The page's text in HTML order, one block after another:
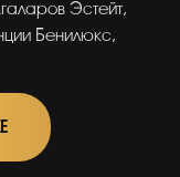
Эстейт,
Бенилюкс,